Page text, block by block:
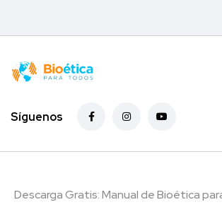
Síguenos
Descarga Gratis: Manual de Bioética